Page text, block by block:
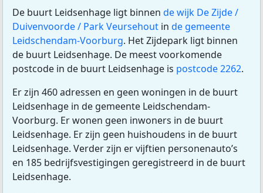
De buurt Leidsenhage ligt binnen de wijk De Zijde /
Duivenvoorde / Park Veursehout in de gemeente
Leidschendam-Voorburg. Het Zijdepark ligt binnen
de buurt Leidsenhage. De meest voorkomende
postcode in de buurt Leidsenhage is postcode 2262.
Er zijn 460 adressen en geen woningen in de buurt
Leidsenhage in de gemeente Leidschendam-
Voorburg. Er wonen geen inwoners in de buurt
Leidsenhage. Er zijn geen huishoudens in de buurt
Leidsenhage. Verder zijn er vijftien personenauto’s
en 185 bedrijfsvestigingen geregistreerd in de buurt
Leidsenhage.